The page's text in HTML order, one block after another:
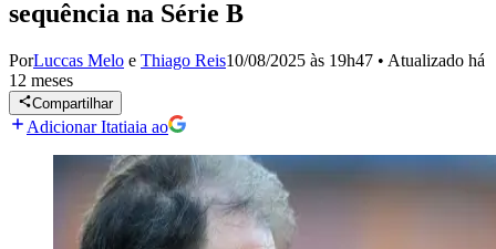
sequência na Série B
PorLuccas Melo e Thiago Reis10/08/2025 às 19h47 • Atualizado há
12 meses
Compartilhar
Adicionar Itatiaia ao